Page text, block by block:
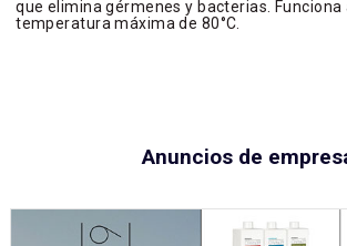
que elimina gérmenes y bacterias. Funciona
temperatura máxima de 80°C.
Anuncios de